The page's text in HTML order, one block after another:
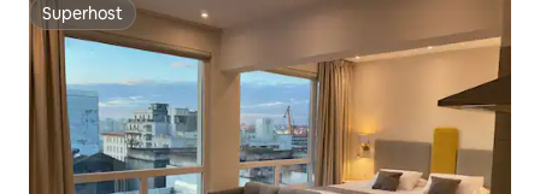
Superhost
Superhost